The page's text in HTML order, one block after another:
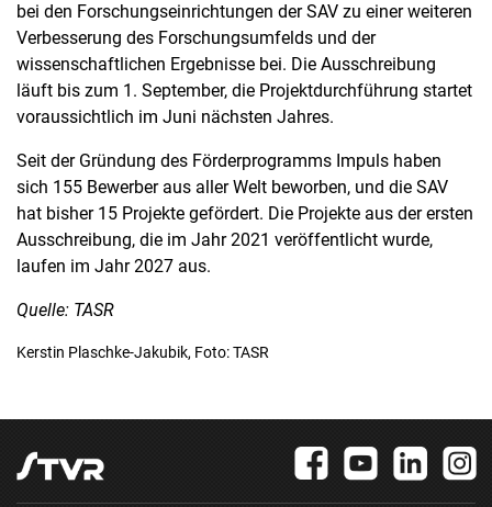
bei den Forschungseinrichtungen der SAV zu einer weiteren
Verbesserung des Forschungsumfelds und der
wissenschaftlichen Ergebnisse bei. Die Ausschreibung
läuft bis zum 1. September, die Projektdurchführung startet
voraussichtlich im Juni nächsten Jahres.
Seit der Gründung des Förderprogramms Impuls haben
sich 155 Bewerber aus aller Welt beworben, und die SAV
hat bisher 15 Projekte gefördert. Die Projekte aus der ersten
Ausschreibung, die im Jahr 2021 veröffentlicht wurde,
laufen im Jahr 2027 aus.
Quelle: TASR
Kerstin Plaschke-Jakubik, Foto: TASR